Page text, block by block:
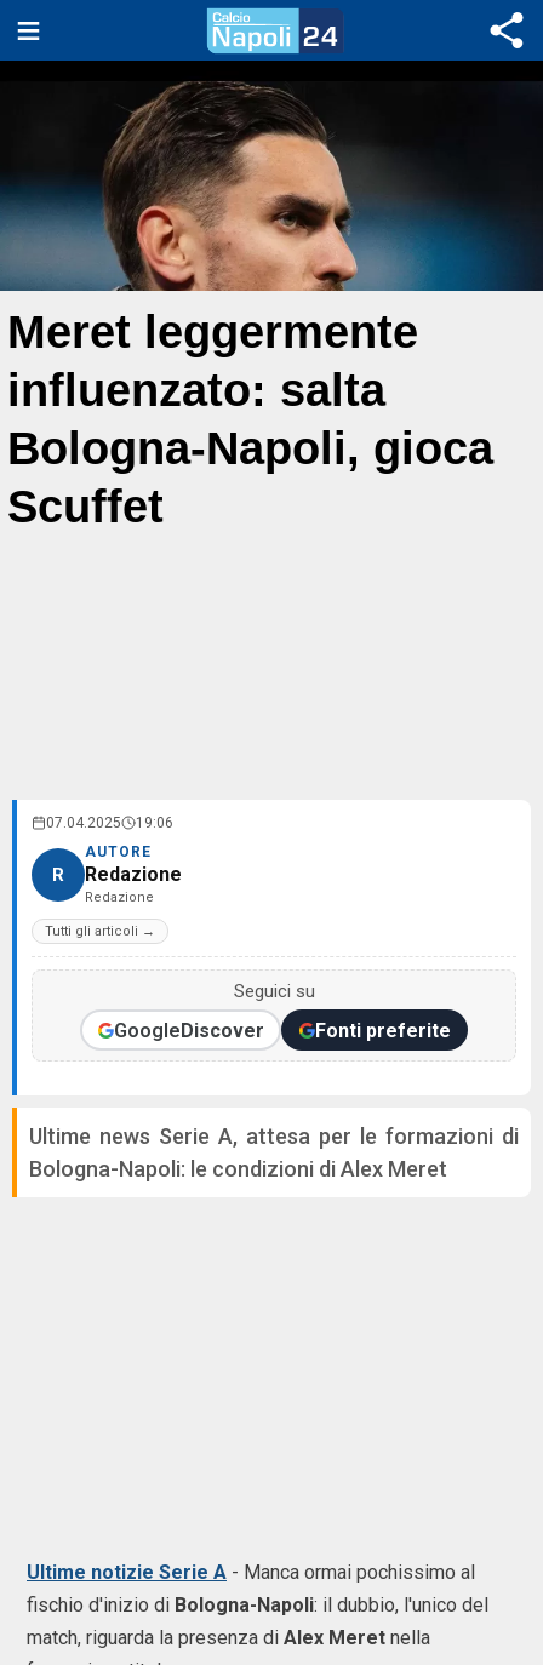
Meret leggermente
influenzato: salta
Bologna-Napoli, gioca
Scuffet
07.04.2025 19:06
R
AUTORE
Redazione
Redazione
Tutti gli articoli →
Seguici su
GoogleDiscover Fonti preferite
Ultime news Serie A, attesa per le formazioni di
Bologna-Napoli: le condizioni di Alex Meret
Ultime notizie Serie A - Manca ormai pochissimo al
fischio d'inizio di Bologna-Napoli: il dubbio, l'unico del
match, riguarda la presenza di Alex Meret nella